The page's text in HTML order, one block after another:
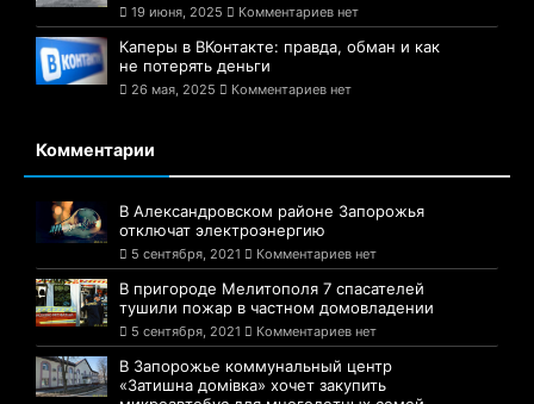
19 июня, 2025 Комментариев нет
Каперы в ВКонтакте: правда, обман и как
не потерять деньги
26 мая, 2025 Комментариев нет
Комментарии
В Александровском районе Запорожья
отключат электроэнергию
5 сентября, 2021 Комментариев нет
В пригороде Мелитополя 7 спасателей
тушили пожар в частном домовладении
5 сентября, 2021 Комментариев нет
В Запорожье коммунальный центр
«Затишна домівка» хочет закупить